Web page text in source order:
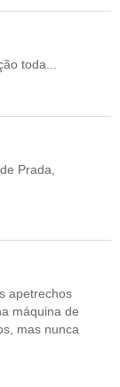
toda...
Prada,
apetrechos
máquina de
mas nunca